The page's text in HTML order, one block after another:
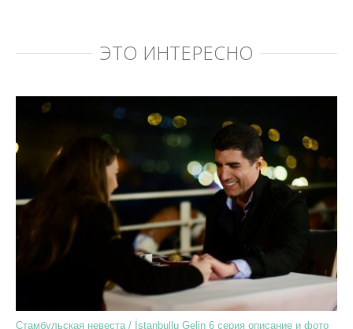
ЭТО ИНТЕРЕСНО
Стамбульская невеста / İstanbullu Gelin 6 серия описание и фото